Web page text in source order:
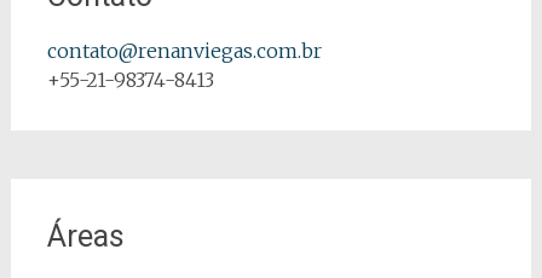
contato@renanviegas.com.br
+55-21-98374-8413
Áreas